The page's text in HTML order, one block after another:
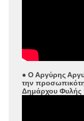
● Ο Αργύρης
την
Δημάρχου Φυλής